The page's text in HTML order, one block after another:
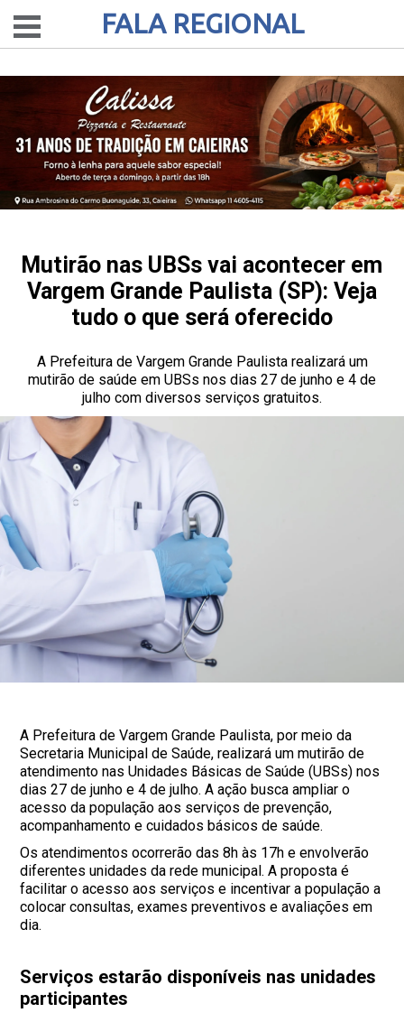
FALA REGIONAL
Mutirão nas UBSs vai acontecer em
Vargem Grande Paulista (SP): Veja
tudo o que será oferecido
A Prefeitura de Vargem Grande Paulista realizará um
mutirão de saúde em UBSs nos dias 27 de junho e 4 de
julho com diversos serviços gratuitos.
A Prefeitura de Vargem Grande Paulista, por meio da
Secretaria Municipal de Saúde, realizará um mutirão de
atendimento nas Unidades Básicas de Saúde (UBSs) nos
dias 27 de junho e 4 de julho. A ação busca ampliar o
acesso da população aos serviços de prevenção,
acompanhamento e cuidados básicos de saúde.
Os atendimentos ocorrerão das 8h às 17h e envolverão
diferentes unidades da rede municipal. A proposta é
facilitar o acesso aos serviços e incentivar a população a
colocar consultas, exames preventivos e avaliações em
dia.
Serviços estarão disponíveis nas unidades
participantes